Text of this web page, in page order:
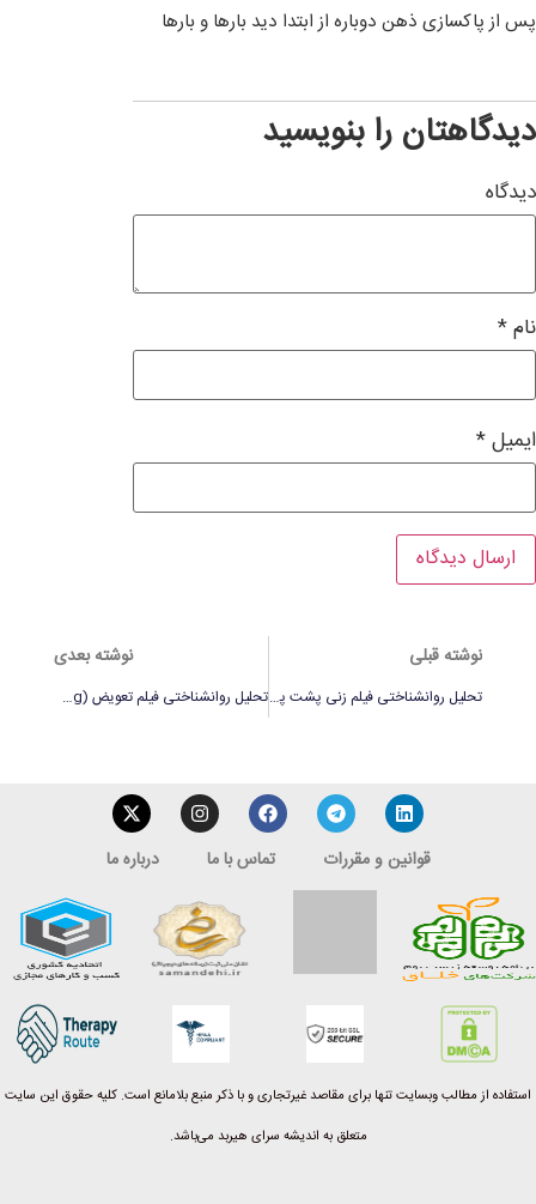
پس از پاکسازی ذهن دوباره از ابتدا دید بارها و بارها
دیدگاهتان را بنویسید
دیدگاه
نام*
ایمیل*
نوشته قبلی
تحلیل روانشناختی فیلم زنی پشت پنجره (The Woman In The Window)
نوشته بعدی
تحلیل روانشناختی فیلم تعویض (Changeling)
قوانین و مقررات تماس با ما درباره ما
استفاده از مطالب وبسایت تنها برای مقاصد غیرتجاری و با ذکر منبع بلامانع است. کلیه حقوق این سایت
متعلق به اندیشه سرای هیربد می‌باشد.